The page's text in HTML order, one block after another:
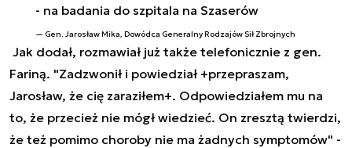
- na badania do szpitala na Szaserów
Gen. Jarosław Mika, Dowódca Generalny Rodzajów Sił Zbrojnych
Jak dodał, rozmawiał już także telefonicznie z gen.
Fariną. "Zadzwonił i powiedział +przepraszam,
Jarosław, że cię zaraziłem+. Odpowiedziałem mu na
to, że przecież nie mógł wiedzieć. On zresztą twierdzi,
że też pomimo choroby nie ma żadnych symptomów" -